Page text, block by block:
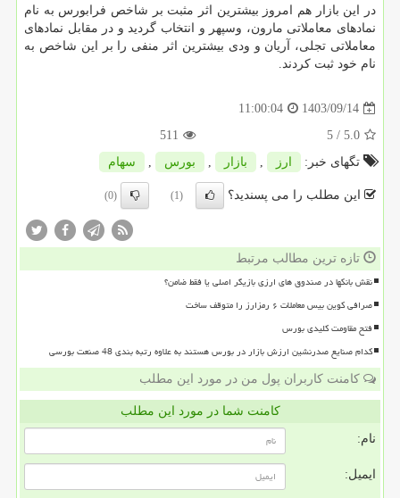
در این بازار هم امروز بیشترین اثر مثبت بر شاخص فرابورس به نام
نمادهای معاملاتی مارون، وسپهر و انتخاب گردید و در مقابل نمادهای
معاملاتی تجلی، آریان و ودی بیشترین اثر منفی را بر این شاخص به
نام خود ثبت کردند.
1403/09/14
11:00:04
5.0
/ 5
511
تگهای خبر:
ارز , بازار , بورس , سهام
این مطلب را می پسندید؟ (1)
(0)
تازه ترین مطالب مرتبط
نقش بانکها در صندوق های ارزی بازیگر اصلی یا فقط ضامن؟
صرافی کوین بیس معاملات ۶ رمزارز را متوقف ساخت
فتح مقاومت کلیدی بورس
کدام صنایع صدرنشین ارزش بازار در بورس هستند به علاوه رتبه بندی 48 صنعت بورسی
کامنت کاربران پول من در مورد این مطلب
کامنت شما در مورد این مطلب
نام:
ایمیل: